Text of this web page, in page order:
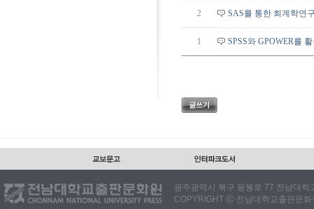
2 SAS를 통한 회계학연
1 SPSS와 GPOWER를
광주광역시 북구 용봉로 77 전남대
COPYRIGHT ⓒ 전남대학교출판문